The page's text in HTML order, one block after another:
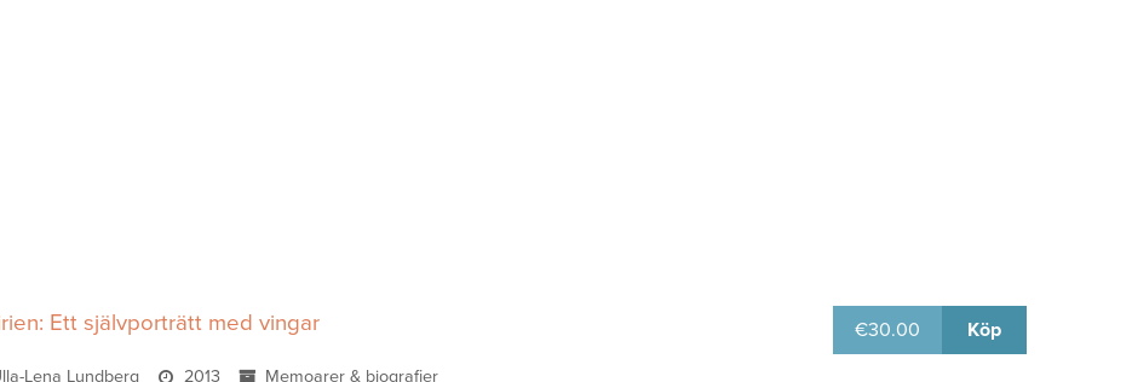
Ett självporträtt med vingar
Lena Lundberg 2013 Memoarer & biografier
€30.00 Köp